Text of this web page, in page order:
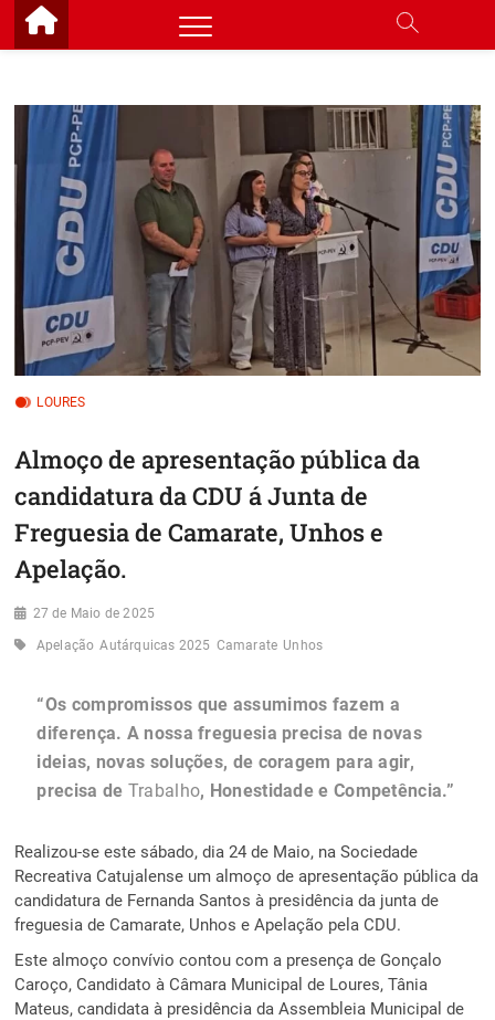
Skip
LOURES
Almoço de apresentação pública da
candidatura da CDU á Junta de
Freguesia de Camarate, Unhos e
Apelação.
27 de Maio de 2025
Apelação Autárquicas 2025 Camarate Unhos
“Os compromissos que assumimos fazem a
diferença. A nossa freguesia precisa de novas
ideias, novas soluções, de coragem para agir,
precisa de Trabalho, Honestidade e Competência.”
Realizou-se este sábado, dia 24 de Maio, na Sociedade
Recreativa Catujalense um almoço de apresentação pública da
candidatura de Fernanda Santos à presidência da junta de
freguesia de Camarate, Unhos e Apelação pela CDU.
Este almoço convívio contou com a presença de Gonçalo
Caroço, Candidato à Câmara Municipal de Loures, Tânia
Mateus, candidata à presidência da Assembleia Municipal de